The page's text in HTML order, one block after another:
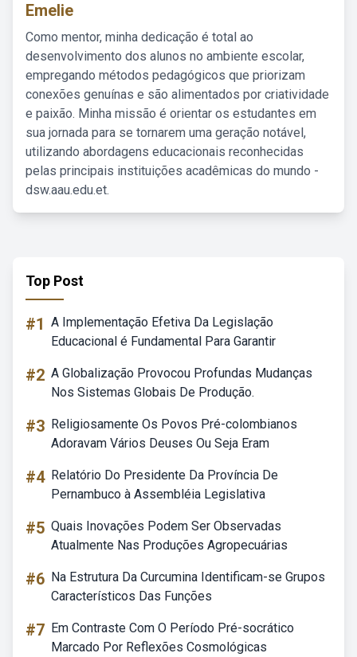
Emelie
Como mentor, minha dedicação é total ao
desenvolvimento dos alunos no ambiente escolar,
empregando métodos pedagógicos que priorizam
conexões genuínas e são alimentados por criatividade
e paixão. Minha missão é orientar os estudantes em
sua jornada para se tornarem uma geração notável,
utilizando abordagens educacionais reconhecidas
pelas principais instituições acadêmicas do mundo -
dsw.aau.edu.et.
Top Post
#1 A Implementação Efetiva Da Legislação
Educacional é Fundamental Para Garantir
#2 A Globalização Provocou Profundas Mudanças
Nos Sistemas Globais De Produção.
#3 Religiosamente Os Povos Pré-colombianos
Adoravam Vários Deuses Ou Seja Eram
#4 Relatório Do Presidente Da Província De
Pernambuco à Assembléia Legislativa
#5 Quais Inovações Podem Ser Observadas
Atualmente Nas Produções Agropecuárias
#6 Na Estrutura Da Curcumina Identificam-se Grupos
Característicos Das Funções
#7 Em Contraste Com O Período Pré-socrático
Marcado Por Reflexões Cosmológicas